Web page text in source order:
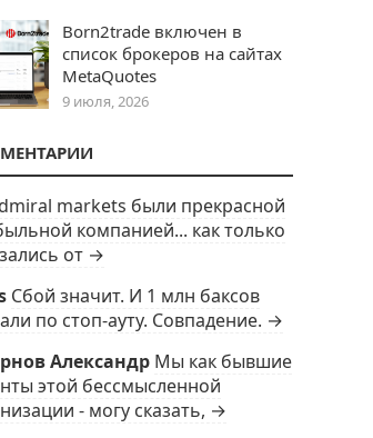
Born2trade включен в
список брокеров на сайтах
MetaQuotes
9 июля, 2026
markets были прекрасной
компанией... как только
от →
Сбой значит. И 1 млн баксов
по стоп-ауту. Совпадение. →
Александр Мы как бывшие
этой бессмысленной
- могу сказать, →